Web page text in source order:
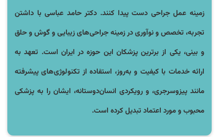
زمینه عمل جراحی دست پیدا کنند. دکتر حامد عباسی با داشتن
تجربه، تخصص و نوآوری در زمینه جراحی‌های زیبایی و گوش و حلق
و بینی، یکی از برترین پزشکان این حوزه در ایران است. تعهد به
ارائه خدمات با کیفیت و به‌روز، استفاده از تکنولوژی‌های پیشرفته
مانند پیزوسرجری، و رویکردی انسان‌دوستانه، ایشان را به پزشکی
محبوب و مورد اعتماد تبدیل کرده است.